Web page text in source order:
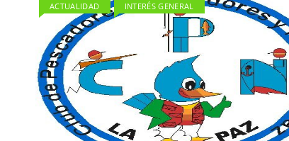
ACTUALIDAD INTERÉS GENERAL